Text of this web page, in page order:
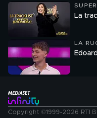
La
LA
Copyright ©1999-2026 RTI